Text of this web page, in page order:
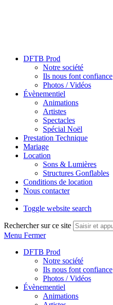
DFTB Prod
Notre société
Ils nous font confiance
Photos / Vidéos
Évènementiel
Animations
Artistes
Spectacles
Spécial Noël
Prestation Technique
Mariage
Location
Sons & Lumières
Structures Gonflables
Conditions de location
Nous contacter
Toggle website search
Rechercher sur ce site
Menu Fermer
DFTB Prod
Notre société
Ils nous font confiance
Photos / Vidéos
Évènementiel
Animations